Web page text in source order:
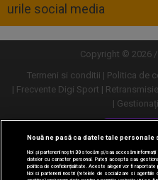
urile social media
Copyright © 2026 /
Termeni si conditii
Politica de
Frecvente Digi Sport
Nouă ne pasă ca datele tale personale
Noi și partenerii noștri30stocăm și/sau accesăm informații
datelor cu caracter personal. Puteți accepta sau
politica de confidențialitate. Aceste alegeri vor fi raportate
Noi si partenerii nostri (retelele de socializare si